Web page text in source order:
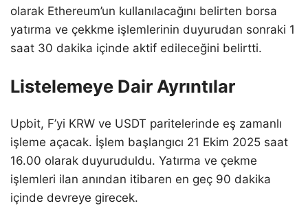
olarak Ethereum’un kullanılacağını belirten borsa
yatırma ve çekkme işlemlerinin duyurudan sonraki 1
saat 30 dakika içinde aktif edileceğini belirtti.
Listelemeye Dair Ayrıntılar
Upbit, F’yi KRW ve USDT paritelerinde eş zamanlı
işleme açacak. İşlem başlangıcı 21 Ekim 2025 saat
16.00 olarak duyuruduldu. Yatırma ve çekme
işlemleri ilan anından itibaren en geç 90 dakika
içinde devreye girecek.